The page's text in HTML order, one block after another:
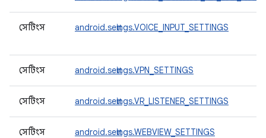
সেটিংস android.settings.VOICE_INPUT_SETTINGS
সেটিংস android.settings.VPN_SETTINGS
সেটিংস android.settings.VR_LISTENER_SETTINGS
সেটিংস android.settings.WEBVIEW_SETTINGS